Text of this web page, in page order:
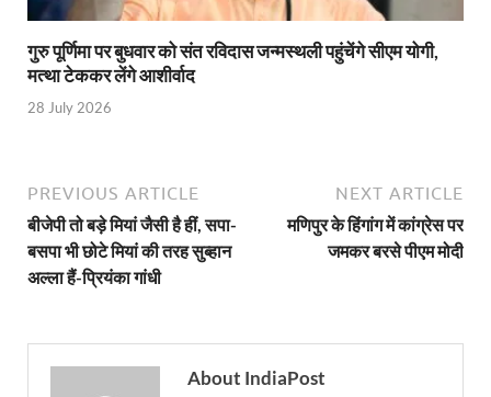
Shri Krishna Jaman bhumi: श्रीकृष्ण जन्मभूमि के
आईएसबीटी-मसूरी डायवर्जन कॉरिडोर का स्थलीय निरीक्षण
UP Budget 2026- 27: योगी सरकार का सेफ्टी,
Bullet Train Project: मुंबई-अहमदाबाद बुलेट ट्रेन
गुरु पूर्णिमा पर बुधवार को संत रविदास जन्मस्थली पहुंचेंगे सीएम योगी,
मत्था टेककर लेंगे आशीर्वाद
28 July 2026
PREVIOUS ARTICLE
बीजेपी तो बड़े मियां जैसी है हीं, सपा-
बसपा भी छोटे मियां की तरह सुब्हान
अल्ला हैं-प्रियंका गांधी
NEXT ARTICLE
मणिपुर के हिंगांग में कांग्रेस पर
जमकर बरसे पीएम मोदी
About IndiaPost